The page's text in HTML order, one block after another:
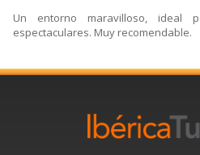
Un entorno maravilloso, ideal
espectaculares. Muy recomendable.